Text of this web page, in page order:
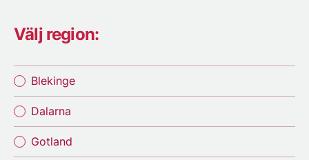
Välj region:
Blekinge
Dalarna
Gotland